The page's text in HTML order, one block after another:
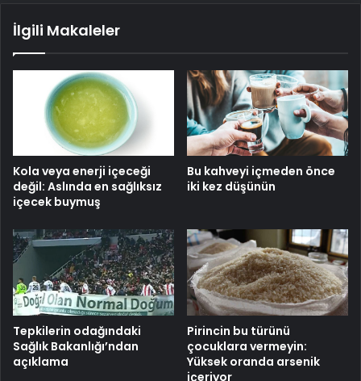
İlgili Makaleler
Kola veya enerji içeceği
değil: Aslında en sağlıksız
içecek buymuş
Bu kahveyi içmeden önce
iki kez düşünün
Tepkilerin odağındaki
Sağlık Bakanlığı’ndan
açıklama
Pirincin bu türünü
çocuklara vermeyin:
Yüksek oranda arsenik
içeriyor